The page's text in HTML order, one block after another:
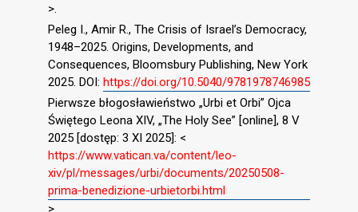
>.
Peleg I., Amir R., The Crisis of Israel’s Democracy,
1948–2025. Origins, Developments, and
Consequences, Bloomsbury Publishing, New York
2025. DOI: https://doi.org/10.5040/9781978746985
Pierwsze błogosławieństwo „Urbi et Orbi” Ojca
Świętego Leona XIV, „The Holy See” [online], 8 V
2025 [dostęp: 3 XI 2025]: <
https://www.vatican.va/content/leo-
xiv/pl/messages/urbi/documents/20250508-
prima-benedizione-urbietorbi.html
>.